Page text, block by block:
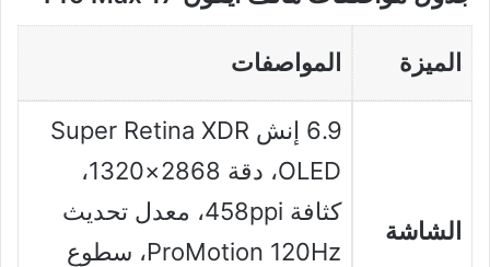
الميزة المواصفات
الشاشة
6.9 إنش Super Retina XDR
OLED، دقة 2868×1320،
كثافة 458ppi، معدل تحديث
ProMotion 120Hz، سطوع